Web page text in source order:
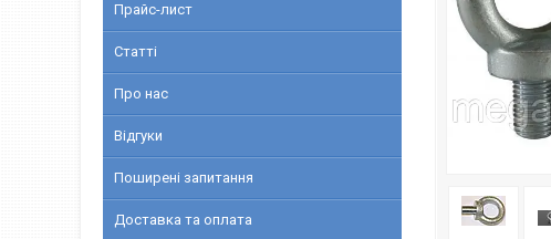
Прайс-лист
Статті
Про нас
Відгуки
Поширені запитання
Доставка та оплата